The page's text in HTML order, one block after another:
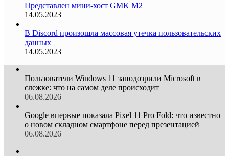
Представлен мини-хост GMK M2
14.05.2023
В Discord произошла массовая утечка пользовательских
данных
14.05.2023
Пользователи Windows 11 заподозрили Microsoft в
слежке: что на самом деле происходит
06.08.2026
Google впервые показала Pixel 11 Pro Fold: что известно
о новом складном смартфоне перед презентацией
06.08.2026